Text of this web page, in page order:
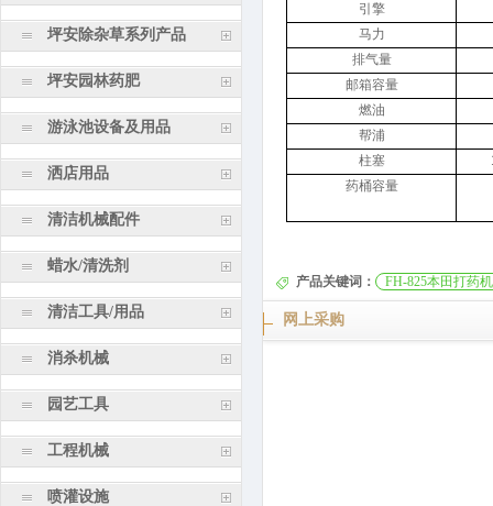
坪安除杂草系列产品
坪安园林药肥
游泳池设备及用品
洒店用品
清洁机械配件
蜡水/清洗剂
清洁工具/用品
消杀机械
园艺工具
工程机械
喷灌设施
引擎
马力
排气量
邮箱容量
燃油
帮浦
柱塞
药桶容量
产品关键词： FH-825本田打药机
网上采购